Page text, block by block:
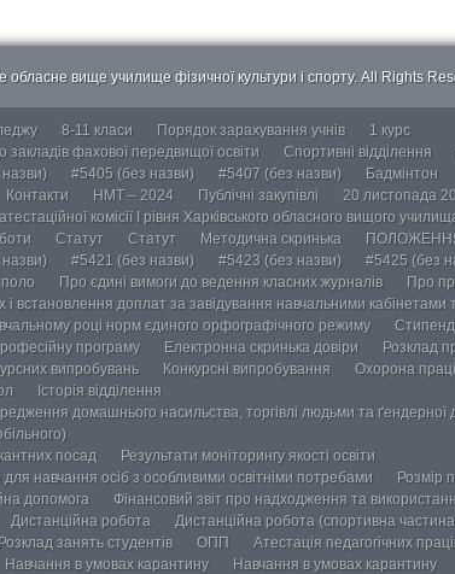
вище училище фізичної культури і спорту. All Rights
8-11 класи Порядок зарахування учнів
1 курс
фахової передвищої освіти
Спортивні відділення
#5405 (без назви) #5407 (без назви) Бадмінтон
Контакти НМТ – 2024 Публічні закупівлі
20 листопада
комісії І рівня Харківського обласного вищого
Статут Статут Методична скринька
#5421 (без назви) #5423 (без назви) #5425 (без
Про єдині вимоги до ведення класних журналів
Про
і встановлення доплат за завідування навчальними
році норм єдиного орфографічного режиму
програму
Електронна скринька довіри Розклад
випробувань Конкурсні випробування Охорона
Історія відділення
домашнього насильства, торгівлі людьми та ґендерної
посад
Результати моніторингу якості освіти
для навчання осіб з особливими освітніми потребами
Розмір
допомога Фінансовий звіт про надходження та
Дистанційна робота Дистанційна робота (спортивна
Розклад занять студентів ОПП Атестація педагогічних
Навчання в умовах карантину Навчання в умовах карантину